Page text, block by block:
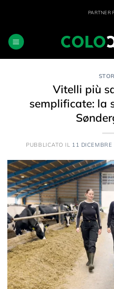
PARTNER
Vitelli più
semplificate: la
PUBBLICATO IL 11